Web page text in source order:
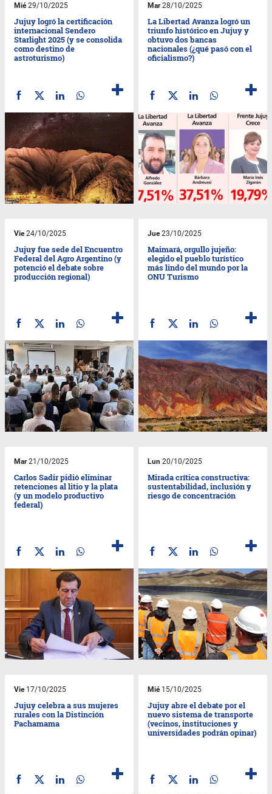
Mié29/10/2025
Jujuy logró la certificación
internacional Sendero
Starlight 2025 (y se consolida
como destino de
astroturismo)
Mar28/10/2025
La Libertad Avanza logró un
triunfo histórico en Jujuy y
obtuvo dos bancas
nacionales (¿qué pasó con el
oficialismo?)
Vie24/10/2025
Jujuy fue sede del Encuentro
Federal del Agro Argentino (y
potenció el debate sobre
producción regional)
Jue23/10/2025
Maimará, orgullo jujeño:
elegido el pueblo turístico
más lindo del mundo por la
ONU Turismo
Mar21/10/2025
Carlos Sadir pidió eliminar
retenciones al litio y la plata
(y un modelo productivo
federal)
Lun 20/10/2025
Mirada crítica constructiva:
sustentabilidad, inclusión y
riesgo de concentración
Vie17/10/2025
Jujuy celebra a sus mujeres
rurales con la Distinción
Pachamama
Mié15/10/2025
Jujuy abre el debate por el
nuevo sistema de transporte
(vecinos, instituciones y
universidades podrán opinar)